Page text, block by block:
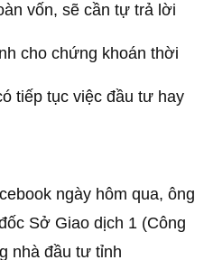
vốn, sẽ cần tự trả lời
cho chứng khoán thời
tiếp tục việc đầu tư hay
ngày hôm qua, ông
Sở Giao dịch 1 (Công
nhà đầu tư tỉnh